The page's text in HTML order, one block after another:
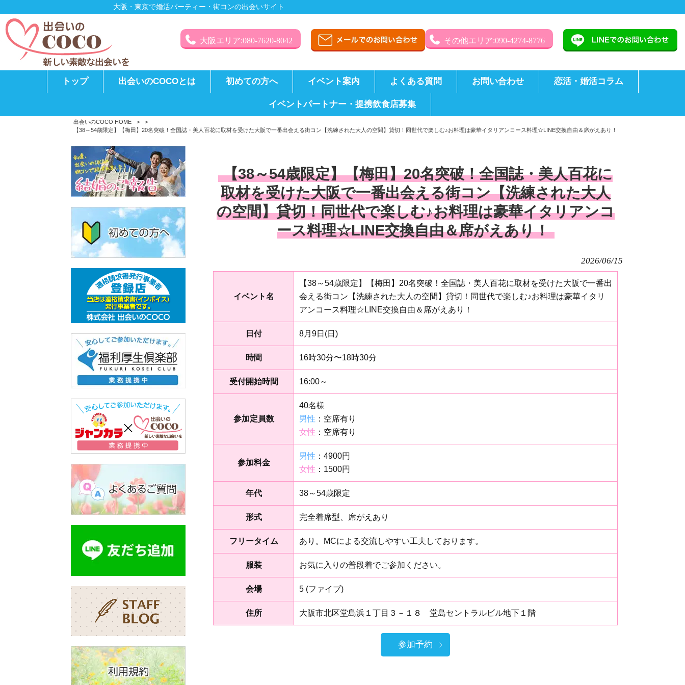
大阪・東京で婚活パーティー・街コンの出会いサイト
大阪エリア:080-7620-8042 その他エリア:090-4274-8776
トップ 出会いのCOCOとは 初めての方へ イベント案内 よくある質問 お問い合わせ 恋活・婚活コラム
イベントパートナー・提携飲食店募集
出会いのCOCO HOME >
>
【38～54歳限定】【梅田】20名突破！全国誌・美人百花に取材を受けた大阪で一番出会える街コン【洗練された大人の空間】貸切！同世代で楽しむ♪お料理は豪華イタリアンコース料理☆LINE交換自由＆席がえあり！
【38～54歳限定】【梅田】20名突破！全国誌・美人百花に
取材を受けた大阪で一番出会える街コン【洗練された大人
の空間】貸切！同世代で楽しむ♪お料理は豪華イタリアンコ
ース料理☆LINE交換自由＆席がえあり！
2026/06/15
イベント名
【38～54歳限定】【梅田】20名突破！全国誌・美人百花に取材を受けた大阪で一番出
会える街コン【洗練された大人の空間】貸切！同世代で楽しむ♪お料理は豪華イタリ
アンコース料理☆LINE交換自由＆席がえあり！
日付 8月9日(日)
時間 16時30分〜18時30分
受付開始時間 16:00～
参加定員数
40名様
男性 ：空席有り
女性 ：空席有り
参加料金
男性 ：4900円
女性 ：1500円
年代 38～54歳限定
形式 完全着席型、席がえあり
フリータイム あり。MCによる交流しやすい工夫しております。
服装 お気に入りの普段着でご参加ください。
会場 5 (ファイブ)
住所 大阪市北区堂島浜１丁目３－１８ 堂島セントラルビル地下１階
参加予約